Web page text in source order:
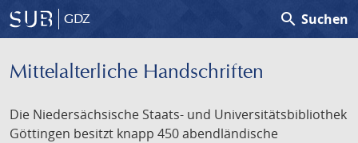
GDZ search Suchen
Mittelalterliche Handschriften
Die Niedersächsische Staats- und Universitätsbibliothek
Göttingen besitzt knapp 450 abendländische